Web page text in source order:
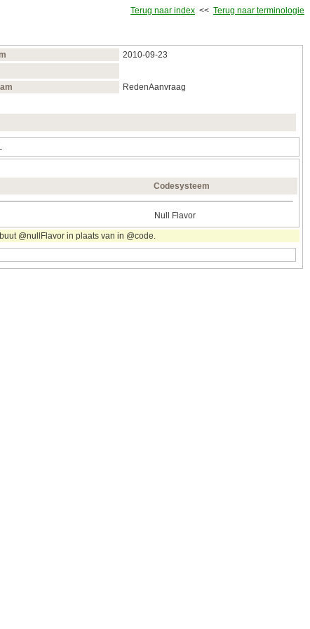
Terug naar index << Terug naar terminologie
2010‑09‑23
RedenAanvraag
Codesysteem
Null Flavor
@nullFlavor in plaats van in @code.